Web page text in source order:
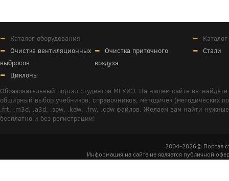
Каталог оборудования
Очистка вентиляционных
выбросов
Очистка приточного
воздуха
Циклоны
Стали
Образовательный портал студентов МГУИЭ. На нашем сайте вы
обширный выбор учебников, справочников, методичек (методических
.frt, .m3d, .a3d, .spw, .kdw, .frw, .cdw файлов. Желаем вам найти
бесплатно и без регистрации!
2004-2026© Портал
Информация на сайте не является публичной